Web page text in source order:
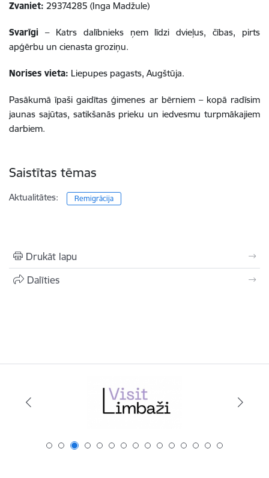
Zvaniet: 29374285 (Inga Madžule)
Svarīgi – Katrs dalībnieks ņem līdzi dvieļus, čības, pirts
apģērbu un cienasta groziņu.
Norises vieta: Liepupes pagasts, Augštūja.
Pasākumā īpaši gaidītas ģimenes ar bērniem – kopā radīsim
jaunas sajūtas, satikšanās prieku un iedvesmu turpmākajiem
darbiem.
Saistītas tēmas
Aktualitātes: Remigrācija
Drukāt lapu
Dalīties